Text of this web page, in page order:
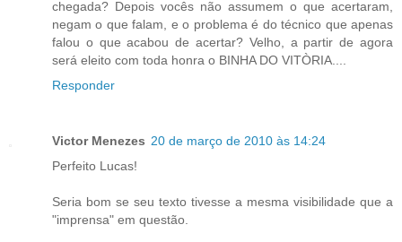
chegada? Depois vocês não assumem o que acertaram,
negam o que falam, e o problema é do técnico que apenas
falou o que acabou de acertar? Velho, a partir de agora
será eleito com toda honra o BINHA DO VITÒRIA....
Responder
Victor Menezes 20 de março de 2010 às 14:24
Perfeito Lucas!
Seria bom se seu texto tivesse a mesma visibilidade que a
"imprensa" em questão.